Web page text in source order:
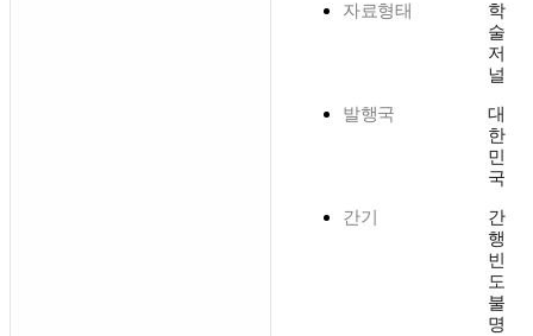
자료형태
학
술
저
널
발행국
대
한
민
국
간기
간
행
빈
도
불
명